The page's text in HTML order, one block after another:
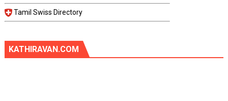
Tamil Swiss Directory
KATHIRAVAN.COM